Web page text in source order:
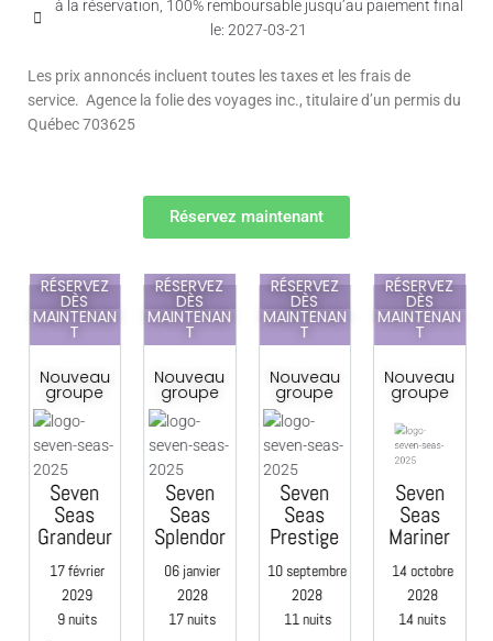
à la réservation, 100% remboursable jusqu’au paiement final
le: 2027-03-21
Les prix annoncés incluent toutes les taxes et les frais de
service. Agence la folie des voyages inc., titulaire d’un permis du
Québec 703625
Réservez maintenant
RÉSERVEZ
DÈS
MAINTENAN
T
Nouveau
groupe
Seven
Seas
Grandeur
17 février
2029
9 nuits
RÉSERVEZ
DÈS
MAINTENAN
T
Nouveau
groupe
Seven
Seas
Splendor
06 janvier
2028
17 nuits
RÉSERVEZ
DÈS
MAINTENAN
T
Nouveau
groupe
Seven
Seas
Prestige
10 septembre
2028
11 nuits
RÉSERVEZ
DÈS
MAINTENAN
T
Nouveau
groupe
Seven
Seas
Mariner
14 octobre
2028
14 nuits